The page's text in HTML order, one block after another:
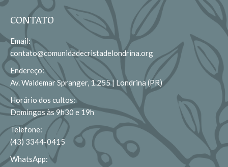
CONTATO
Email:
contato@comunidadecristadelondrina.org
Endereço:
Av. Waldemar Spranger, 1.255 | Londrina (PR)
Horário dos cultos:
Domingos às 9h30 e 19h
Telefone:
(43) 3344-0415
WhatsApp: